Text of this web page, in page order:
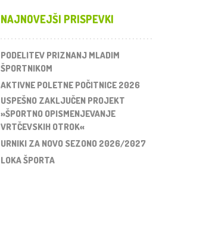
NAJNOVEJŠI PRISPEVKI
PODELITEV PRIZNANJ MLADIM
ŠPORTNIKOM
AKTIVNE POLETNE POČITNICE 2026
USPEŠNO ZAKLJUČEN PROJEKT
»ŠPORTNO OPISMENJEVANJE
VRTČEVSKIH OTROK«
URNIKI ZA NOVO SEZONO 2026/2027
LOKA ŠPORTA